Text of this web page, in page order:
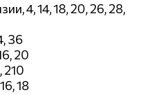
4, 14, 18, 20, 26, 28,
36
20
210
18